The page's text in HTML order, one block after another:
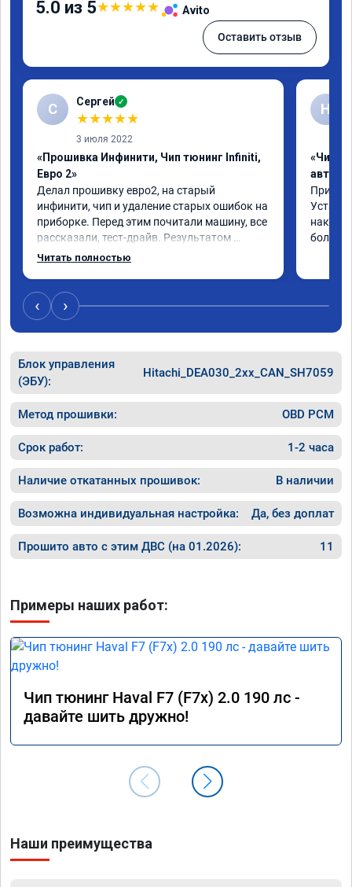
5.0 из 5★★★★★ Avito
Оставить отзыв
С Сергей ✓
★★★★★
3 июля 2022
«Прошивка Инфинити, Чип тюнинг Infiniti,
Евро 2»
Делал прошивку евро2, на старый
инфинити, чип и удаление старых ошибок на
приборке. Перед этим почитали машину, все
рассказали, тест-драйв. Результатом
доволен, расход упал, машина стала еще
Читать полностью
Н
«Чип
накат
‹ ›
Блок управления
(ЭБУ):
Hitachi_DEA030_2xx_CAN_SH7059
Метод прошивки: OBD PCM
Срок работ: 1-2 часа
Наличие откатанных прошивок: В наличии
Возможна индивидуальная настройка: Да, без доплат
Прошито авто с этим ДВС (на 01.2026): 11
Примеры наших работ:
Чип тюнинг Haval F7 (F7x) 2.0 190 лс -
давайте шить дружно!
Наши преимущества